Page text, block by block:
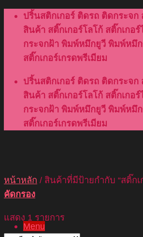
Skip
content
ปริ้นสติกเกอร์ ติดรถ ติดกระจก
สินค้า สติ๊กเกอร์โลโก้ สติ๊กเกอ
กระจกฝ้า พิมพ์หมึกยูวี พิมพ์หมึ
สติ๊กเกอร์เกรดพรีเมียม
ปริ้นสติกเกอร์ ติดรถ ติดกระจก
สินค้า สติ๊กเกอร์โลโก้ สติ๊กเกอ
กระจกฝ้า พิมพ์หมึกยูวี พิมพ์หมึ
สติ๊กเกอร์เกรดพรีเมียม
Menu
หน้าหลัก / สินค้าที่มีป้ายกำกับ “สติ๊ก
คัดกรอง
แสดง 1 รายการ